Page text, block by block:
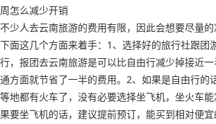
周怎么减少开销
不少人去云南旅游的费用有限，因此会想要尽量
下面这几个方面来着手：1、选择好的旅行社跟团
行，报团去云南旅游是可以比自由行减少掉接近
通方面就节省了一半的费用。2、如果是自由行的
等地都有火车了，没有必要选择坐飞机，坐火车
果要坐飞机的话，建议提前预订，能买到相对便